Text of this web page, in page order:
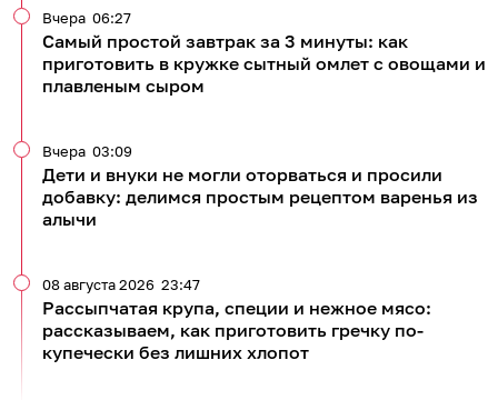
Самый простой завтрак за 3 минуты: как
приготовить в кружке сытный омлет с овощами и
плавленым сыром
Вчера 06:27
Дети и внуки не могли оторваться и просили
добавку: делимся простым рецептом варенья из
алычи
Вчера 03:09
Рассыпчатая крупа, специи и нежное мясо:
рассказываем, как приготовить гречку по-
купечески без лишних хлопот
08 августа 2026 23:47